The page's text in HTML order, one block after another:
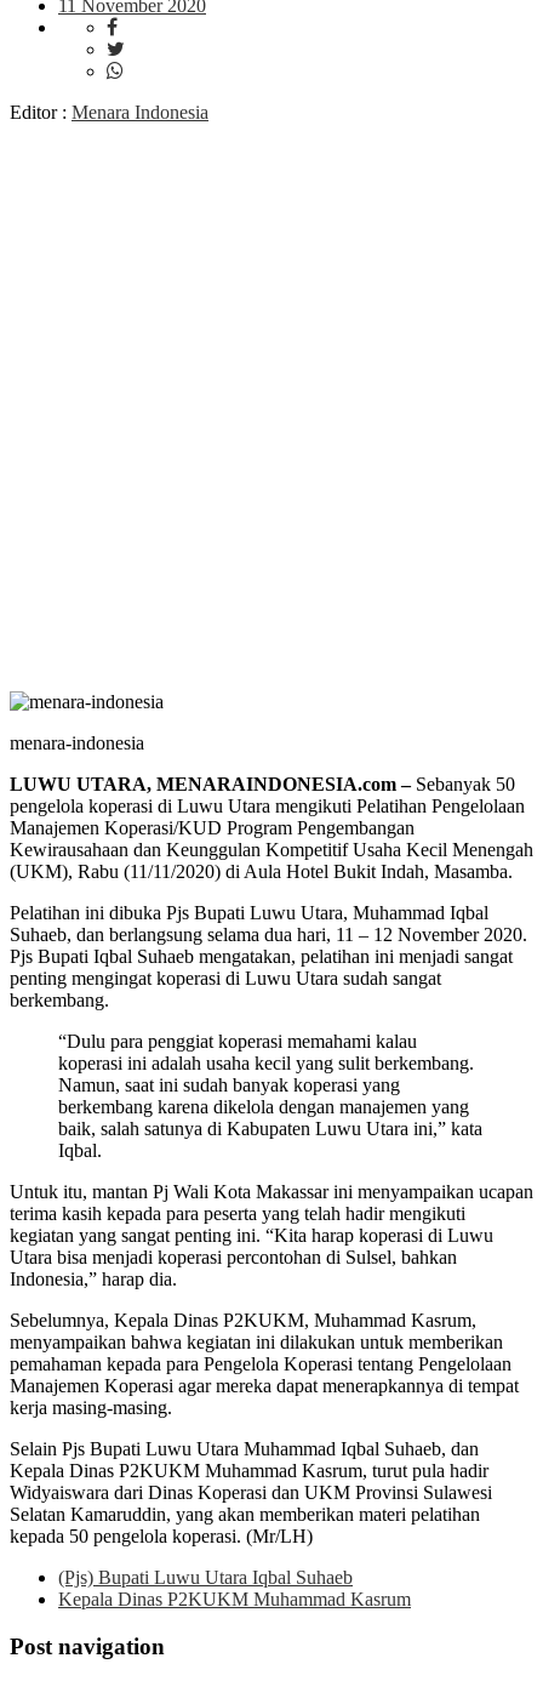
11 November 2020
Editor : Menara Indonesia
menara-indonesia
LUWU UTARA, MENARAINDONESIA.com –Sebanyak 50
pengelola koperasi di Luwu Utara mengikuti Pelatihan Pengelolaan
Manajemen Koperasi/KUD Program Pengembangan
Kewirausahaan dan Keunggulan Kompetitif Usaha Kecil Menengah
(UKM), Rabu (11/11/2020) di Aula Hotel Bukit Indah, Masamba.
Pelatihan ini dibuka Pjs Bupati Luwu Utara, Muhammad Iqbal
Suhaeb, dan berlangsung selama dua hari, 11 – 12 November 2020.
Pjs Bupati Iqbal Suhaeb mengatakan, pelatihan ini menjadi sangat
penting mengingat koperasi di Luwu Utara sudah sangat
berkembang.
“Dulu para penggiat koperasi memahami kalau
koperasi ini adalah usaha kecil yang sulit berkembang.
Namun, saat ini sudah banyak koperasi yang
berkembang karena dikelola dengan manajemen yang
baik, salah satunya di Kabupaten Luwu Utara ini,” kata
Iqbal.
Untuk itu, mantan Pj Wali Kota Makassar ini menyampaikan ucapan
terima kasih kepada para peserta yang telah hadir mengikuti
kegiatan yang sangat penting ini. “Kita harap koperasi di Luwu
Utara bisa menjadi koperasi percontohan di Sulsel, bahkan
Indonesia,” harap dia.
Sebelumnya, Kepala Dinas P2KUKM, Muhammad Kasrum,
menyampaikan bahwa kegiatan ini dilakukan untuk memberikan
pemahaman kepada para Pengelola Koperasi tentang Pengelolaan
Manajemen Koperasi agar mereka dapat menerapkannya di tempat
kerja masing-masing.
Selain Pjs Bupati Luwu Utara Muhammad Iqbal Suhaeb, dan
Kepala Dinas P2KUKM Muhammad Kasrum, turut pula hadir
Widyaiswara dari Dinas Koperasi dan UKM Provinsi Sulawesi
Selatan Kamaruddin, yang akan memberikan materi pelatihan
kepada 50 pengelola koperasi. (Mr/LH)
(Pjs) Bupati Luwu Utara Iqbal Suhaeb
Kepala Dinas P2KUKM Muhammad Kasrum
Post navigation